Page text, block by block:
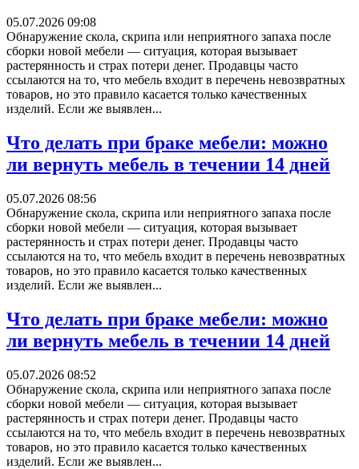
05.07.2026 09:08
Обнаружение скола, скрипа или неприятного запаха после
сборки новой мебели — ситуация, которая вызывает
растерянность и страх потери денег. Продавцы часто
ссылаются на то, что мебель входит в перечень невозвратных
товаров, но это правило касается только качественных
изделий. Если же выявлен...
Что делать при браке мебели: можно
ли вернуть мебель в течении 14 дней
05.07.2026 08:56
Обнаружение скола, скрипа или неприятного запаха после
сборки новой мебели — ситуация, которая вызывает
растерянность и страх потери денег. Продавцы часто
ссылаются на то, что мебель входит в перечень невозвратных
товаров, но это правило касается только качественных
изделий. Если же выявлен...
Что делать при браке мебели: можно
ли вернуть мебель в течении 14 дней
05.07.2026 08:52
Обнаружение скола, скрипа или неприятного запаха после
сборки новой мебели — ситуация, которая вызывает
растерянность и страх потери денег. Продавцы часто
ссылаются на то, что мебель входит в перечень невозвратных
товаров, но это правило касается только качественных
изделий. Если же выявлен...